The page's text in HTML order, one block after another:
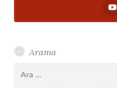
Arama